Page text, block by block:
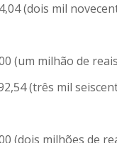
(dois mil
(um milhão de
(três mil
(dois milhões de